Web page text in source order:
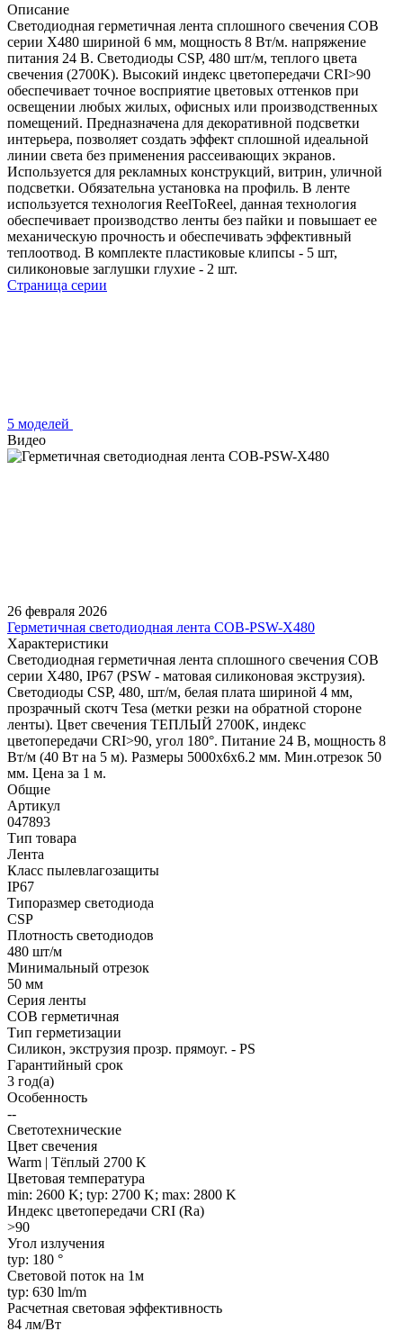
Описание
Светодиодная герметичная лента сплошного свечения COB
серии X480 шириной 6 мм, мощность 8 Вт/м. напряжение
питания 24 В. Светодиоды CSP, 480 шт/м, теплого цвета
свечения (2700K). Высокий индекс цветопередачи CRI>90
обеспечивает точное восприятие цветовых оттенков при
освещении любых жилых, офисных или производственных
помещений. Предназначена для декоративной подсветки
интерьера, позволяет создать эффект сплошной идеальной
линии света без применения рассеивающих экранов.
Используется для рекламных конструкций, витрин, уличной
подсветки. Обязательна установка на профиль. В ленте
используется технология ReelToReel, данная технология
обеспечивает производство ленты без пайки и повышает ее
механическую прочность и обеспечивать эффективный
теплоотвод. В комплекте пластиковые клипсы - 5 шт,
силиконовые заглушки глухие - 2 шт.
Страница серии
5 моделей
Видео
26 февраля 2026
Герметичная светодиодная лента COB-PSW-X480
Характеристики
Светодиодная герметичная лента сплошного свечения COB
серии X480, IP67 (PSW - матовая силиконовая экструзия).
Светодиоды CSP, 480, шт/м, белая плата шириной 4 мм,
прозрачный скотч Tesa (метки резки на обратной стороне
ленты). Цвет свечения ТЕПЛЫЙ 2700K, индекс
цветопередачи CRI>90, угол 180°. Питание 24 В, мощность 8
Вт/м (40 Вт на 5 м). Размеры 5000х6х6.2 мм. Мин.отрезок 50
мм. Цена за 1 м.
Общие
Артикул
047893
Тип товара
Лента
Класс пылевлагозащиты
IP67
Типоразмер светодиода
CSP
Плотность светодиодов
480 шт/м
Минимальный отрезок
50 мм
Серия ленты
COB герметичная
Тип герметизации
Силикон, экструзия прозр. прямоуг. - PS
Гарантийный срок
3 год(а)
Особенность
--
Светотехнические
Цвет свечения
Warm | Тёплый 2700 K
Цветовая температура
min: 2600 K; typ: 2700 K; max: 2800 K
Индекс цветопередачи CRI (Ra)
>90
Угол излучения
typ: 180 °
Световой поток на 1м
typ: 630 lm/m
Расчетная световая эффективность
84 лм/Вт